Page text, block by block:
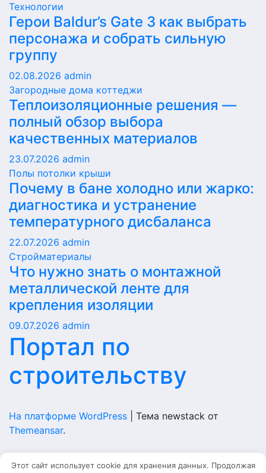
Технологии
Герои Baldur’s Gate 3 как выбрать
персонажа и собрать сильную
группу
02.08.2026 admin
Загородные дома коттеджи
Теплоизоляционные решения —
полный обзор выбора
качественных материалов
23.07.2026 admin
Полы потолки крыши
Почему в бане холодно или жарко:
диагностика и устранение
температурного дисбаланса
22.07.2026 admin
Стройматериалы
Что нужно знать о монтажной
металлической ленте для
крепления изоляции
09.07.2026 admin
Портал по
строительству
На платформе WordPress
Тема newstack от
Themeansar.
Этот сайт использует cookie для хранения данных. Продолжая